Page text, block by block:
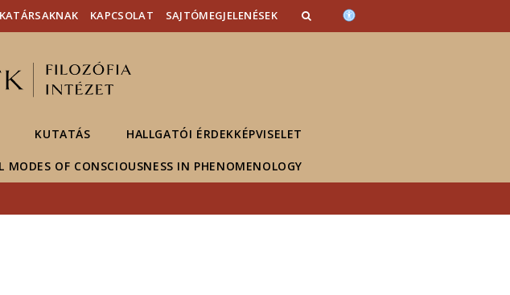
KAPCSOLAT SAJTÓMEGJELENÉSEK
KUTATÁS HALLGATÓI ÉRDEKKÉPVISELET
OF CONSCIOUSNESS IN PHENOMENOLOGY